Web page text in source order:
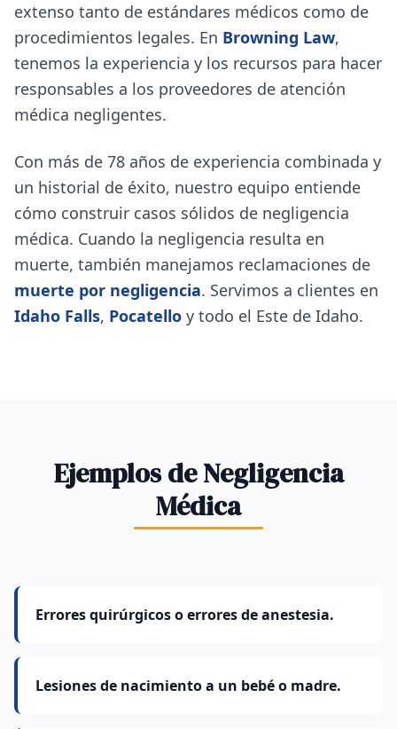
extenso tanto de estándares médicos como de
procedimientos legales. En Browning Law,
tenemos la experiencia y los recursos para hacer
responsables a los proveedores de atención
médica negligentes.
Con más de 78 años de experiencia combinada y
un historial de éxito, nuestro equipo entiende
cómo construir casos sólidos de negligencia
médica. Cuando la negligencia resulta en
muerte, también manejamos reclamaciones de
muerte por negligencia. Servimos a clientes en
Idaho Falls, Pocatello y todo el Este de Idaho.
Ejemplos de Negligencia
Médica
Errores quirúrgicos o errores de anestesia.
Lesiones de nacimiento a un bebé o madre.